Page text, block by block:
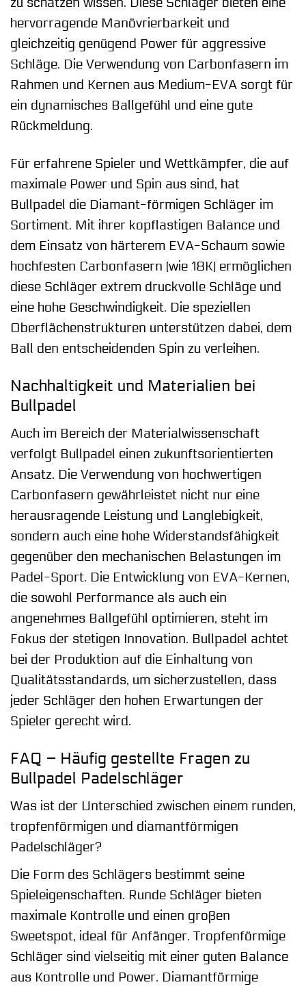
hervorragende Manövrierbarkeit und
gleichzeitig genügend Power für aggressive
Schläge. Die Verwendung von Carbonfasern im
Rahmen und Kernen aus Medium-EVA sorgt für
ein dynamisches Ballgefühl und eine gute
Rückmeldung.
Für erfahrene Spieler und Wettkämpfer, die auf
maximale Power und Spin aus sind, hat
Bullpadel die Diamant-förmigen Schläger im
Sortiment. Mit ihrer kopflastigen Balance und
dem Einsatz von härterem EVA-Schaum sowie
hochfesten Carbonfasern (wie 18K) ermöglichen
diese Schläger extrem druckvolle Schläge und
eine hohe Geschwindigkeit. Die speziellen
Oberflächenstrukturen unterstützen dabei, dem
Ball den entscheidenden Spin zu verleihen.
Nachhaltigkeit und Materialien bei
Bullpadel
Auch im Bereich der Materialwissenschaft
verfolgt Bullpadel einen zukunftsorientierten
Ansatz. Die Verwendung von hochwertigen
Carbonfasern gewährleistet nicht nur eine
herausragende Leistung und Langlebigkeit,
sondern auch eine hohe Widerstandsfähigkeit
gegenüber den mechanischen Belastungen im
Padel-Sport. Die Entwicklung von EVA-Kernen,
die sowohl Performance als auch ein
angenehmes Ballgefühl optimieren, steht im
Fokus der stetigen Innovation. Bullpadel achtet
bei der Produktion auf die Einhaltung von
Qualitätsstandards, um sicherzustellen, dass
jeder Schläger den hohen Erwartungen der
Spieler gerecht wird.
FAQ – Häufig gestellte Fragen zu
Bullpadel Padelschläger
Was ist der Unterschied zwischen einem runden,
tropfenförmigen und diamantförmigen
Padelschläger?
Die Form des Schlägers bestimmt seine
Spieleigenschaften. Runde Schläger bieten
maximale Kontrolle und einen großen
Sweetspot, ideal für Anfänger. Tropfenförmige
Schläger sind vielseitig mit einer guten Balance
aus Kontrolle und Power. Diamantförmige